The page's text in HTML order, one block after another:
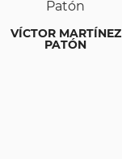
VÍCTOR MARTÍNEZ
PATÓN